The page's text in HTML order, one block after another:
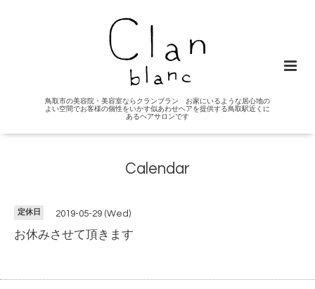
鳥取市の美容院・美容室ならクランブラン お家にいるような居心地の
よい空間でお客様の個性をいかす似あわせヘアを提供する鳥取駅近くに
あるヘアサロンです
Calendar
定休日 2019-05-29 (Wed)
お休みさせて頂きます